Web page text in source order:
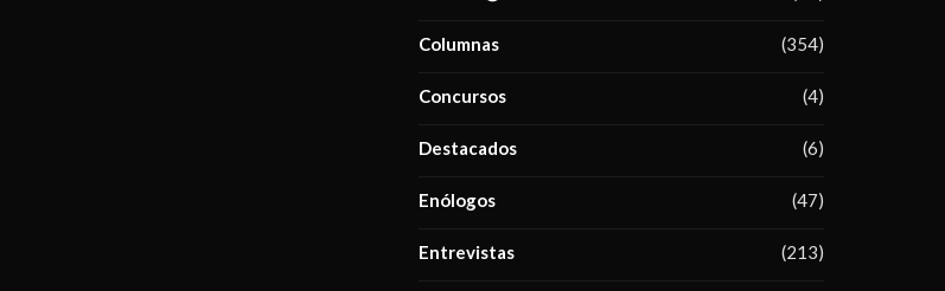
Columnas (354)
Concursos (4)
Destacados (6)
Enólogos (47)
Entrevistas (213)